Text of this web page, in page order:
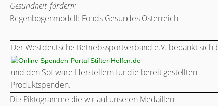
Gesundheit_fördern:
Regenbogenmodell: Fonds Gesundes Österreich
DerWestdeutsche Betriebssportverband e.V. bedankt sich
und den Software-Herstellern für die bereit gestellten
Produktspenden.
Die Piktogramme die wir auf unseren Medaillen